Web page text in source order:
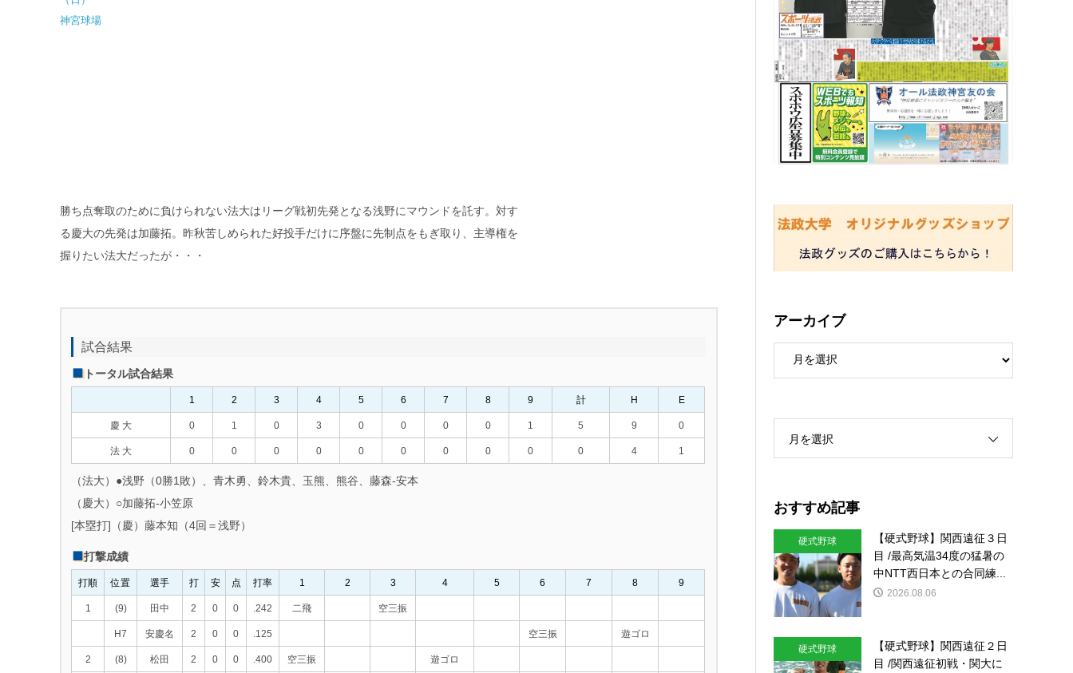
神宮球場
勝ち点奪取のために負けられない法大はリーグ戦初先発となる浅野にマウンドを託す。対す
る慶大の先発は加藤拓。昨秋苦しめられた好投手だけに序盤に先制点をもぎ取り、主導権を
握りたい法大だったが・・・
試合結果
トータル試合結果
1 2 3 4 5 6 7 8 9 計 H E
慶 大 0 1 0 3 0 0 0 0 1 5 9 0
法 大 0 0 0 0 0 0 0 0 0 0 4 1
（法大）●浅野（0勝1敗）、青木勇、鈴木貴、玉熊、熊谷、藤森‐安本
（慶大）○加藤拓‐小笠原
[本塁打]（慶）藤本知（4回＝浅野）
打撃成績
打順 位置 選手 打 安 点 打率 1 2 3 4 5 6 7 8 9
1 (9) 田中 2 0 0 .242 二飛 空三振
H7 安慶名 2 0 0 .125 空三振 遊ゴロ
2 (8) 松田 2 0 0 .400 空三振 遊ゴロ
アーカイブ
月を選択
おすすめ記事
硬式野球
【硬式野球】関西遠征３日
目 /最高気温34度の猛暑の
中NTT西日本との合同練...
2026.08.06
硬式野球
【硬式野球】関西遠征２日
目 /関西遠征初戦・関大に